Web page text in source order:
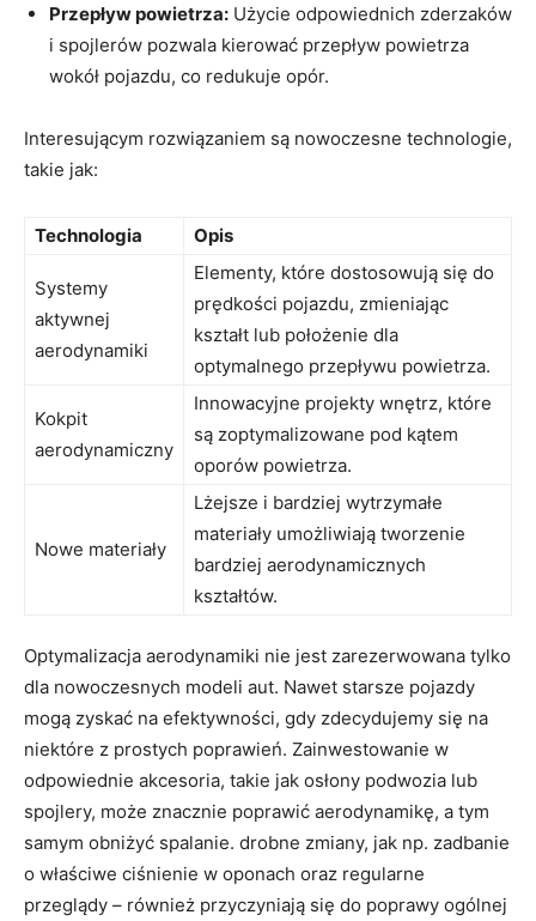
Przepływ⁢ powietrza: Użycie odpowiednich zderzaków‌
i spojlerów pozwala‌ kierować przepływ powietrza
wokół pojazdu, co redukuje opór.
Interesującym rozwiązaniem są nowoczesne technologie,‌
takie jak:
Technologia Opis
Systemy
aktywnej
aerodynamiki
Elementy, które ‍dostosowują się do
prędkości‍ pojazdu,⁤ zmieniając
kształt ⁢lub położenie dla
optymalnego przepływu ‍powietrza.
Kokpit⁣
aerodynamiczny
Innowacyjne⁢ projekty⁤ wnętrz, które
są zoptymalizowane pod⁤ kątem
oporów powietrza.
Nowe materiały
Lżejsze i bardziej wytrzymałe​
materiały umożliwiają tworzenie
bardziej aerodynamicznych
kształtów.
Optymalizacja aerodynamiki nie jest zarezerwowana tylko
dla nowoczesnych​ modeli ​aut. ‌Nawet starsze pojazdy
mogą zyskać⁢ na efektywności,‌ gdy⁢ zdecydujemy się na
niektóre ‍z prostych poprawień. ‍Zainwestowanie w
odpowiednie akcesoria, takie ⁢jak osłony podwozia ⁤lub⁤
spojlery, może znacznie‌ poprawić aerodynamikę, a tym
samym obniżyć spalanie. drobne zmiany, jak np. zadbanie
o właściwe ciśnienie w oponach ⁣oraz regularne
przeglądy – również ⁤przyczyniają⁣ się ⁤do poprawy ogólnej‍